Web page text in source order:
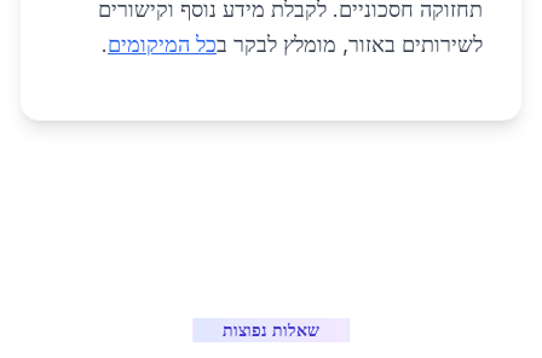
תחזוקה חסכוניים. לקבלת מידע נוסף וקישורים
לשירותים באזור, מומלץ לבקר בכל המיקומים.
שאלות נפוצות